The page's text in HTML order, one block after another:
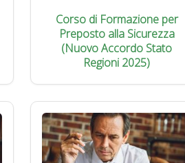
Corso di Formazione per
Preposto alla Sicurezza
(Nuovo Accordo Stato
Regioni 2025)